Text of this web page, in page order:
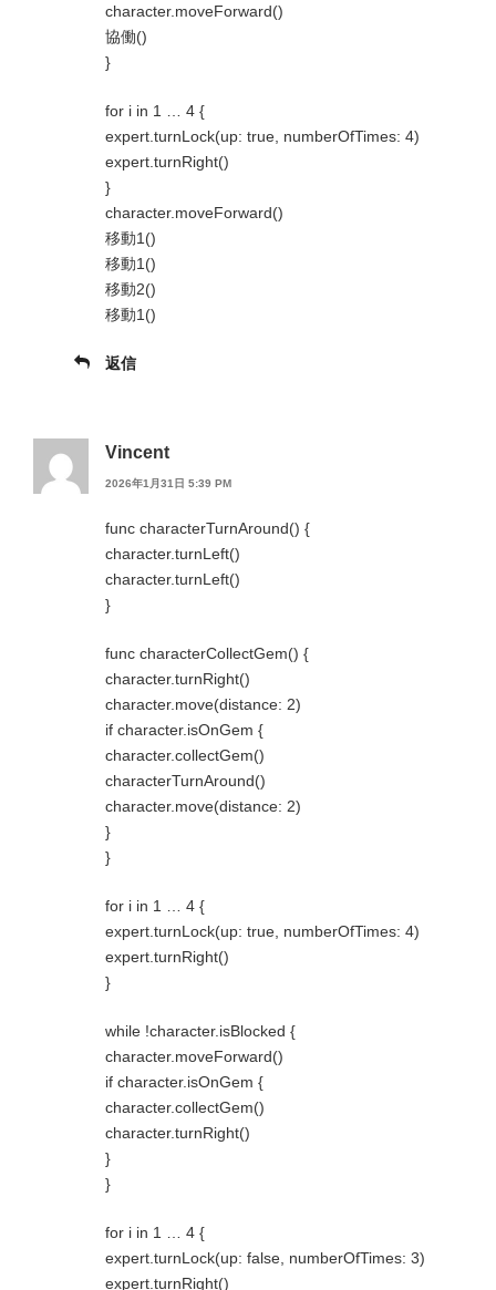
character.moveForward()
協働()
}
for i in 1 … 4 {
expert.turnLock(up: true, numberOfTimes: 4)
expert.turnRight()
}
character.moveForward()
移動1()
移動1()
移動2()
移動1()
返信
Vincent
2026年1月31日 5:39 PM
func characterTurnAround() {
character.turnLeft()
character.turnLeft()
}
func characterCollectGem() {
character.turnRight()
character.move(distance: 2)
if character.isOnGem {
character.collectGem()
characterTurnAround()
character.move(distance: 2)
}
}
for i in 1 … 4 {
expert.turnLock(up: true, numberOfTimes: 4)
expert.turnRight()
}
while !character.isBlocked {
character.moveForward()
if character.isOnGem {
character.collectGem()
character.turnRight()
}
}
for i in 1 … 4 {
expert.turnLock(up: false, numberOfTimes: 3)
expert.turnRight()